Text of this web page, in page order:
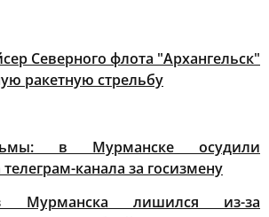
Северного флота "Архангельск"
ракетную стрельбу
в Мурманске осудили
канала за госизмену
Мурманска лишился из-за